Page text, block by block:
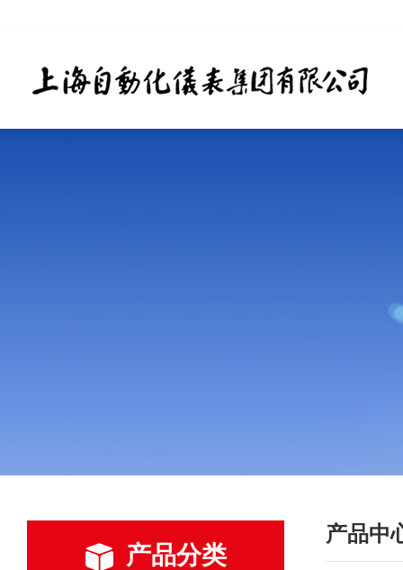
产品分类
产品中